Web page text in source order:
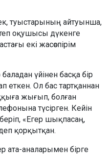
туыстарының айтуынша,
оқушысы дүкенге
екі жасөспірім
үйінен басқа бір
еткен. Ол бас тартқаннан
жығып, болған
түсірген. Кейін
«Егер шықпасаң,
қорқытқан.
ата-аналарымен бірге